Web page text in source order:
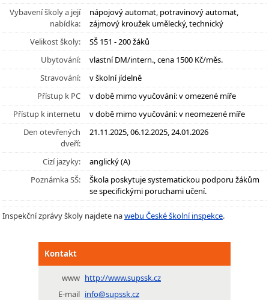
Vybavení školy a její
nabídka:
nápojový automat, potravinový automat,
zájmový kroužek umělecký, technický
Velikost školy:
SŠ 151 - 200 žáků
Ubytování:
vlastní DM/intern., cena 1500 Kč/měs.
Stravování:
v školní jídelně
Přístup k PC
v době mimo vyučování: v omezené míře
Přístup k internetu
v době mimo vyučování: v neomezené míře
Den otevřených
dveří:
21.11.2025, 06.12.2025, 24.01.2026
Cizí jazyky:
anglický (A)
Poznámka SŠ:
Škola poskytuje systematickou podporu žákům
se specifickými poruchami učení.
Inspekční zprávy školy najdete nawebu České školní inspekce.
Kontakt
www http://www.supssk.cz
E-mail info@supssk.cz